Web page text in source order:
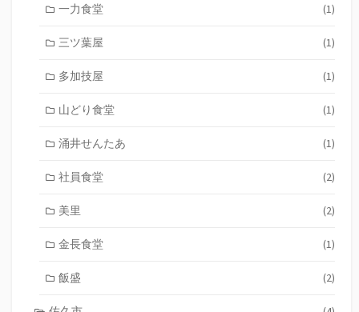
一力食堂 (1)
三ツ葉屋 (1)
多加技屋 (1)
山どり食堂 (1)
涌井せんたあ (1)
社員食堂 (2)
美里 (2)
金長食堂 (1)
飯盛 (2)